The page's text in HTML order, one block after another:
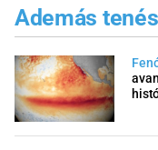
Además